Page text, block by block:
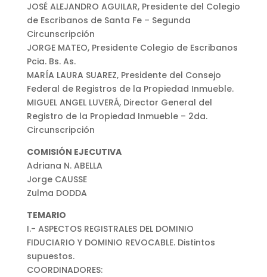
JOSÉ ALEJANDRO AGUILAR, Presidente del Colegio
de Escribanos de Santa Fe – Segunda
Circunscripción
JORGE MATEO, Presidente Colegio de Escribanos
Pcia. Bs. As.
MARÍA LAURA SUAREZ, Presidente del Consejo
Federal de Registros de la Propiedad Inmueble.
MIGUEL ANGEL LUVERÁ, Director General del
Registro de la Propiedad Inmueble – 2da.
Circunscripción
COMISIÓN EJECUTIVA
Adriana N. ABELLA
Jorge CAUSSE
Zulma DODDA
TEMARIO
I.- ASPECTOS REGISTRALES DEL DOMINIO
FIDUCIARIO Y DOMINIO REVOCABLE. Distintos
supuestos.
COORDINADORES: